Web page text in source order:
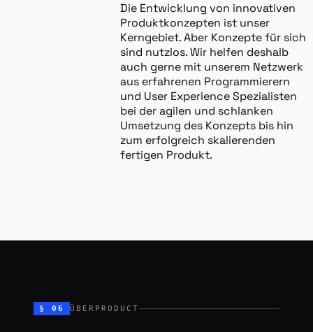
Die Entwicklung von innovativen
Produktkonzepten ist unser
Kerngebiet. Aber Konzepte für sich
sind nutzlos. Wir helfen deshalb
auch gerne mit unserem Netzwerk
aus erfahrenen Programmierern
und User Experience Spezialisten
bei der agilen und schlanken
Umsetzung des Konzepts bis hin
zum erfolgreich skalierenden
fertigen Produkt.
§ 06 ÜBERPRODUCT